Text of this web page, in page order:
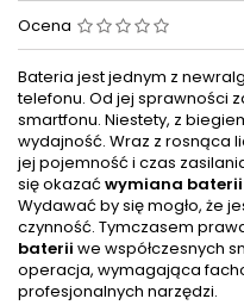
Ocena
Bateria jest jednym z
telefonu. Od jej sprawności
smartfonu. Niestety, z
wydajność. Wraz z rosnąca
jej pojemność i czas
się okazać wymiana baterii
Wydawać by się mogło, że
czynność. Tymczasem
baterii we współczesnych
operacja, wymagająca
profesjonalnych narzędzi.